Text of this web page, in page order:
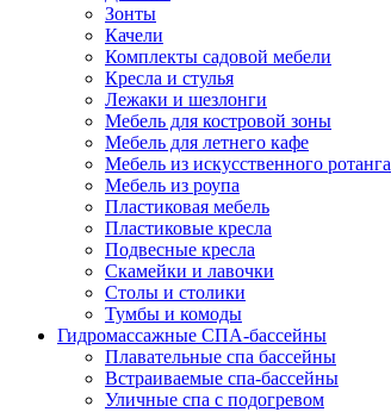
Зонты
Качели
Комплекты садовой мебели
Кресла и стулья
Лежаки и шезлонги
Мебель для костровой зоны
Мебель для летнего кафе
Мебель из искусственного ротанга
Мебель из роупа
Пластиковая мебель
Пластиковые кресла
Подвесные кресла
Скамейки и лавочки
Столы и столики
Тумбы и комоды
Гидромассажные СПА-бассейны
Плавательные спа бассейны
Встраиваемые спа-бассейны
Уличные спа с подогревом